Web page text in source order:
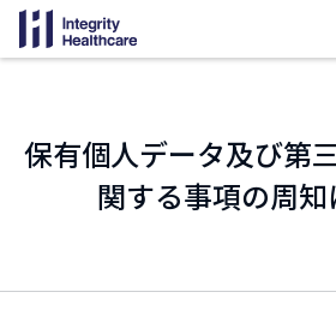
保有個人データ及び第
関する事項の周知